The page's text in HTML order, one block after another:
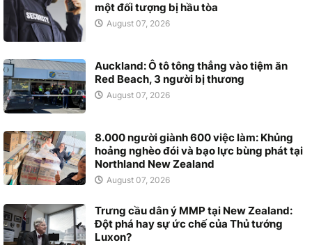
một đối tượng bị hầu tòa
August 07, 2026
Auckland: Ô tô tông thẳng vào tiệm ăn
Red Beach, 3 người bị thương
August 07, 2026
8.000 người giành 600 việc làm: Khủng
hoảng nghèo đói và bạo lực bùng phát tại
Northland New Zealand
August 07, 2026
Trưng cầu dân ý MMP tại New Zealand:
Đột phá hay sự ức chế của Thủ tướng
Luxon?